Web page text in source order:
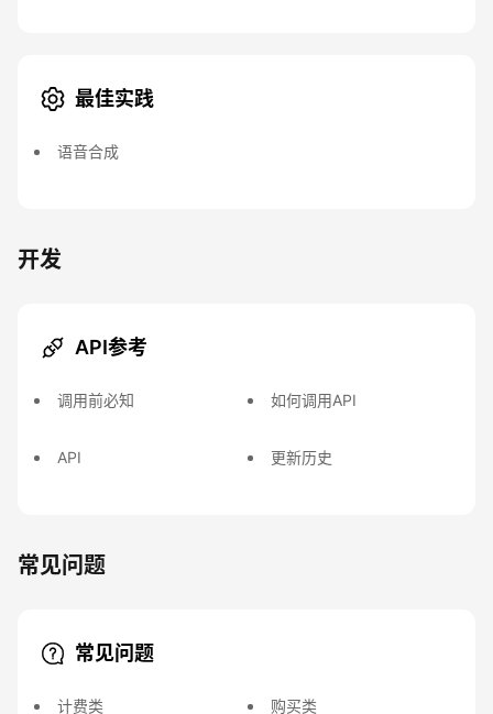
最佳实践
语音合成
开发
API参考
调用前必知 如何调用API
API 更新历史
常见问题
常见问题
计费类 购买类